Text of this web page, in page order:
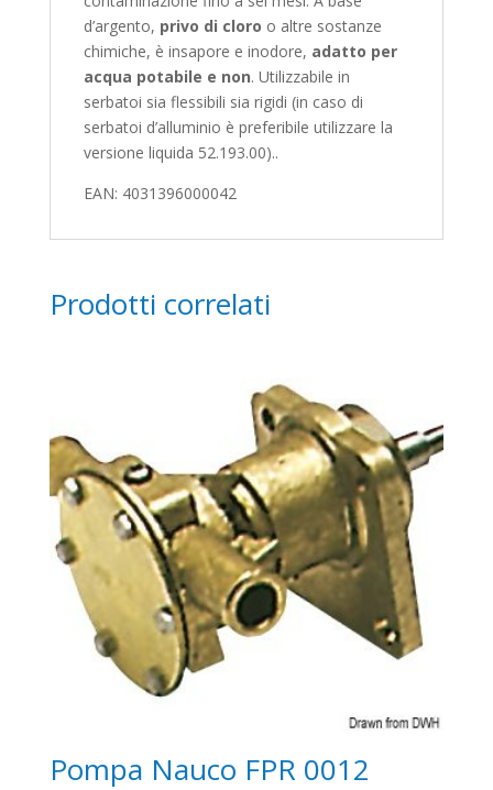
d’argento, privo di cloro o altre sostanze
chimiche, è insapore e inodore, adatto per
acqua potabile e non. Utilizzabile in
serbatoi sia flessibili sia rigidi (in caso di
serbatoi d’alluminio è preferibile utilizzare la
versione liquida 52.193.00)..
EAN: 4031396000042
Prodotti correlati
Pompa Nauco FPR 0012